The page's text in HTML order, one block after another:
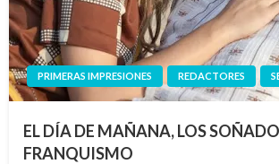
PRIMERAS IMPRESIONES REDACTORES
EL DÍA DE MAÑANA, LOS
FRANQUISMO